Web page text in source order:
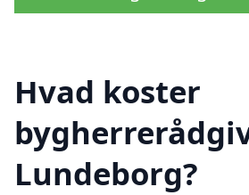
Hvad koster
Lundeborg?